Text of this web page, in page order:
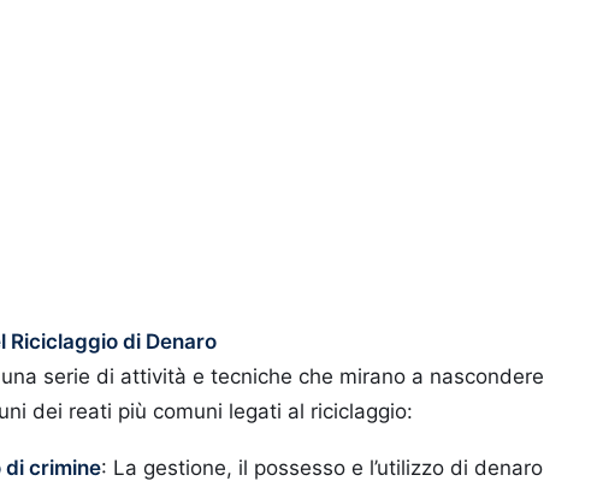
Riciclaggio di Denaro
serie di attività e tecniche che mirano a nascondere
dei reati più comuni legati al riciclaggio:
di crimine: La gestione, il possesso e l’utilizzo di denaro